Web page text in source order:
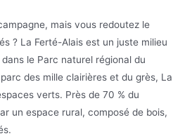
mais vous redoutez le
? La Ferté-Alais est un juste milieu
le Parc naturel régional du
des mille clairières et du grès, La
verts. Près de 70 % du
un espace rural, composé de bois,